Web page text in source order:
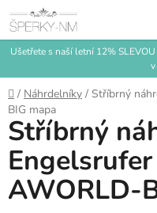
na
obsah
Ušetřete s naší letní 12%
Domů
/ Náhrdelníky / Stříbrný
BIG mapa
Stříbrný
AWORLD-